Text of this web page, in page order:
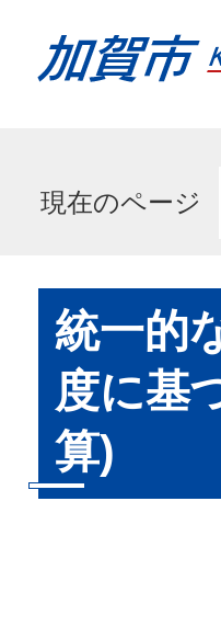
現在のページ
統一的
度に基
算)